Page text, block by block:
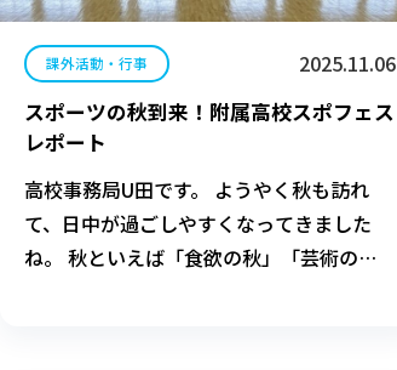
課外活動・行事
2025.11.06
スポーツの秋到来！附属高校スポフェス
レポート
高校事務局U田です。 ようやく秋も訪れ
て、日中が過ごしやすくなってきました
ね。 秋といえば「食欲の秋」「芸術の